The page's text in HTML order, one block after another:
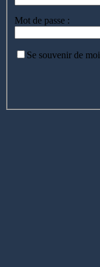
Mot de passe :
Se souvenir de moi